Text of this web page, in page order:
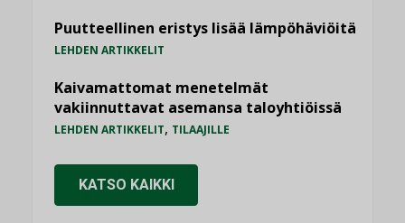
Puutteellinen eristys lisää lämpöhäviöitä
LEHDEN ARTIKKELIT
Kaivamattomat menetelmät
vakiinnuttavat asemansa taloyhtiöissä
LEHDEN ARTIKKELIT, TILAAJILLE
KATSO KAIKKI